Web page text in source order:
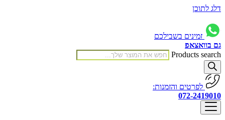
דלג לתוכן
זמינים בשבילכם
גם בוואצאפ
Products search
לפרטים והזמנות:
072-2419010